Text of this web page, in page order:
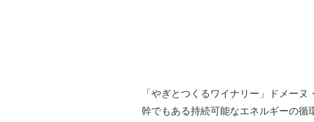
「やぎとつくるワイナリー」ドメー
幹でもある持続可能なエネルギーの循